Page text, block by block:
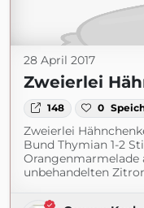
28 April 2017
Zweierlei
148 0
Zweierlei
Bund Thymian 1-2
Orangenmarmelade
unbehandelten